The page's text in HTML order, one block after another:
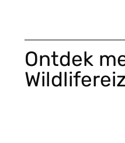
Ontdek